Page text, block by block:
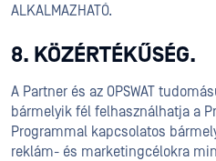
ALKALMAZHATÓ.
8. KÖZÉRTÉKŰSÉG.
A Partner és az OPSWAT
bármelyik fél felhasználhatja a
Programmal kapcsolatos
reklám- és marketingcélokra